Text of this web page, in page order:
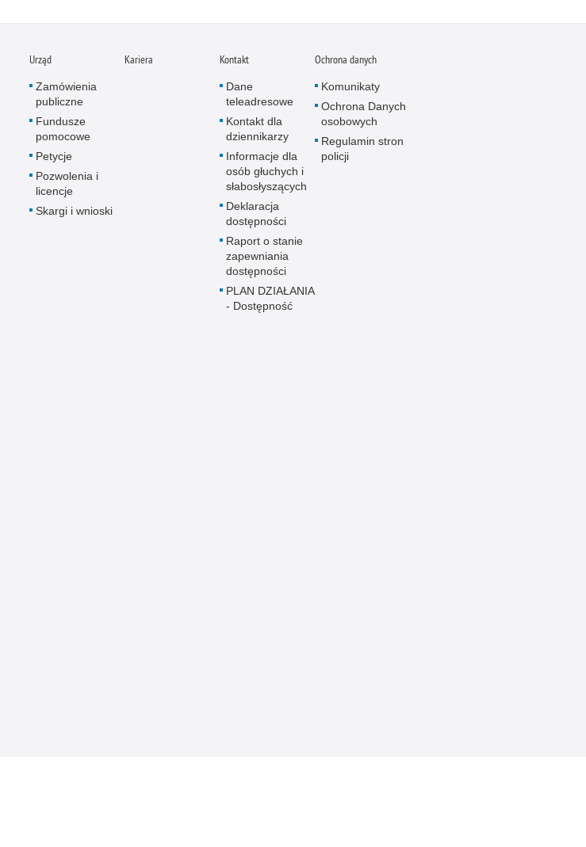
Urząd
Zamówienia
publiczne
Fundusze
pomocowe
Petycje
Pozwolenia i
licencje
Skargi i wnioski
Kariera Kontakt
Dane
teleadresowe
Kontakt dla
dziennikarzy
Informacje dla
osób głuchych i
słabosłyszących
Deklaracja
dostępności
Raport o stanie
zapewniania
dostępności
PLAN DZIAŁANIA
- Dostępność
Ochrona danych
Komunikaty
Ochrona Danych
osobowych
Regulamin stron
policji